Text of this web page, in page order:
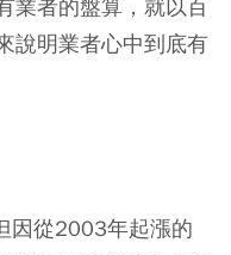
業者的盤算，就以百
說明業者心中到底有
因從2003年起漲的